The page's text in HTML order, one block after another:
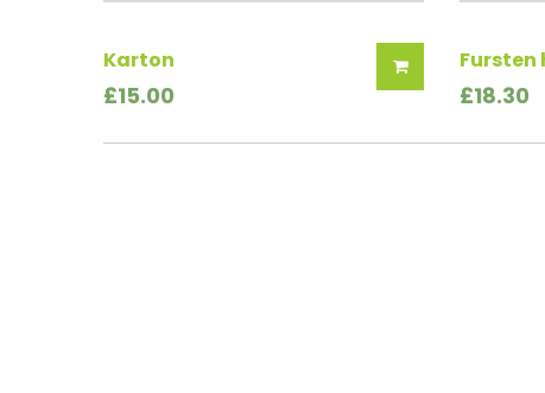
Karton
£15.00
Fursten
£18.30